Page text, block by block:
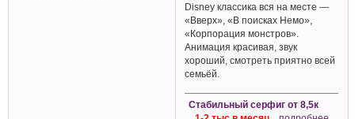
Disney классика вся на месте —
«Вверх», «В поисках Немо»,
«Корпорация монстров».
Анимация красивая, звук
хороший, смотреть приятно всей
семьёй.
Стабильный серфиг от 8,5к